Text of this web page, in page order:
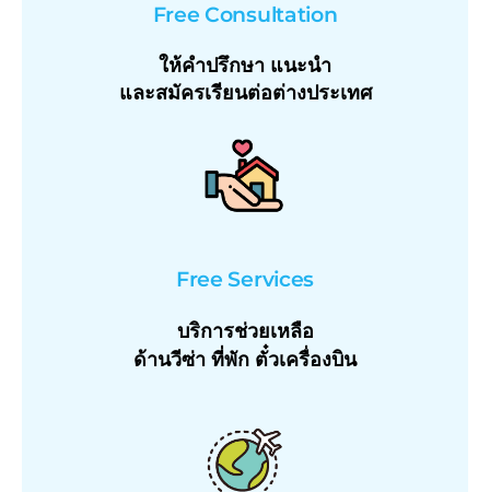
Free Consultation
ให้คำปรึกษา แนะนำ
และสมัครเรียนต่อต่างประเทศ
Free Services
บริการช่วยเหลือ
ด้านวีซ่า ที่พัก ตั๋วเครื่องบิน